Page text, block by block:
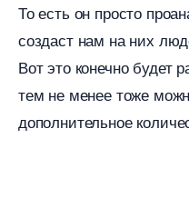
То есть он просто
создаст нам на них
от это конечно будет
тем не менее тоже
дополнительное